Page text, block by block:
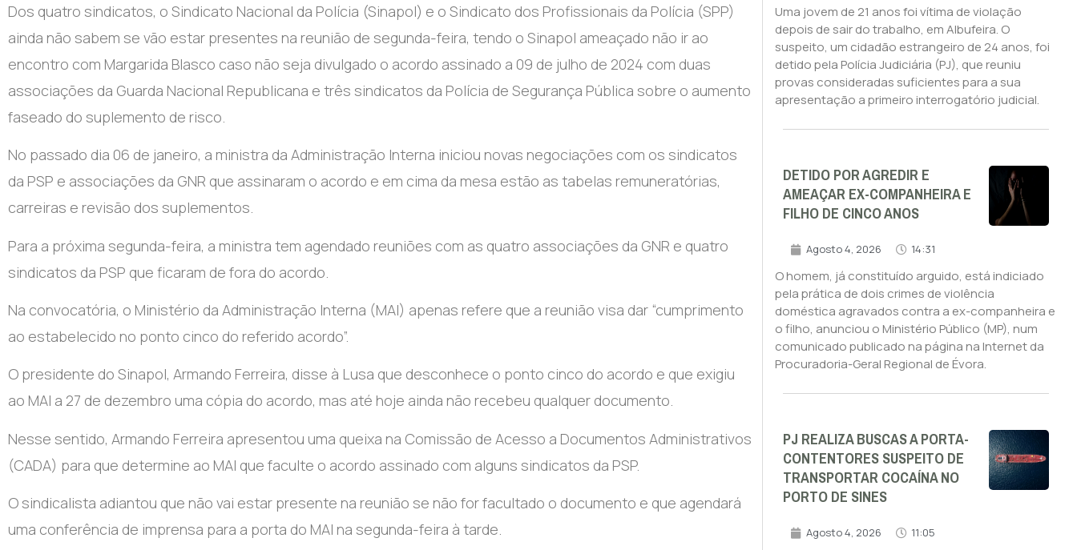
Dos quatro sindicatos, o Sindicato Nacional da Polícia (Sinapol) e o Sindicato dos Profissionais da Polícia (SPP)
ainda não sabem se vão estar presentes na reunião de segunda-feira, tendo o Sinapol ameaçado não ir ao
encontro com Margarida Blasco caso não seja divulgado o acordo assinado a 09 de julho de 2024 com duas
associações da Guarda Nacional Republicana e três sindicatos da Polícia de Segurança Pública sobre o aumento
faseado do suplemento de risco.
No passado dia 06 de janeiro, a ministra da Administração Interna iniciou novas negociações com os sindicatos
da PSP e associações da GNR que assinaram o acordo e em cima da mesa estão as tabelas remuneratórias,
carreiras e revisão dos suplementos.
Para a próxima segunda-feira, a ministra tem agendado reuniões com as quatro associações da GNR e quatro
sindicatos da PSP que ficaram de fora do acordo.
Na convocatória, o Ministério da Administração Interna (MAI) apenas refere que a reunião visa dar “cumprimento
ao estabelecido no ponto cinco do referido acordo”.
O presidente do Sinapol, Armando Ferreira, disse à Lusa que desconhece o ponto cinco do acordo e que exigiu
ao MAI a 27 de dezembro uma cópia do acordo, mas até hoje ainda não recebeu qualquer documento.
Nesse sentido, Armando Ferreira apresentou uma queixa na Comissão de Acesso a Documentos Administrativos
(CADA) para que determine ao MAI que faculte o acordo assinado com alguns sindicatos da PSP.
O sindicalista adiantou que não vai estar presente na reunião se não for facultado o documento e que agendará
uma conferência de imprensa para a porta do MAI na segunda-feira à tarde.
Uma jovem de 21 anos foi vítima de violação
depois de sair do trabalho, em Albufeira. O
suspeito, um cidadão estrangeiro de 24 anos, foi
detido pela Polícia Judiciária (PJ), que reuniu
provas consideradas suficientes para a sua
apresentação a primeiro interrogatório judicial.
DETIDO POR AGREDIR E
AMEAÇAR EX-COMPANHEIRA E
FILHO DE CINCO ANOS
Agosto 4, 2026 14:31
O homem, já constituído arguido, está indiciado
pela prática de dois crimes de violência
doméstica agravados contra a ex-companheira e
o filho, anunciou o Ministério Público (MP), num
comunicado publicado na página na Internet da
Procuradoria-Geral Regional de Évora.
PJ REALIZA BUSCAS A PORTA-
CONTENTORES SUSPEITO DE
TRANSPORTAR COCAÍNA NO
PORTO DE SINES
Agosto 4, 2026 11:05